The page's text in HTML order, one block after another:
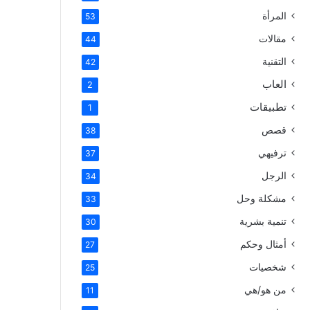
المرأة 53
مقالات 44
التقنية 42
العاب 2
تطبيقات 1
قصص 38
ترفيهي 37
الرجل 34
مشكلة وحل 33
تنمية بشرية 30
أمثال وحكم 27
شخصيات 25
من هو/هي 11